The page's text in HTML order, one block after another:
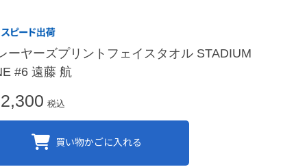
ーヤーズプリントフェイスタオル STADIUM
#6 遠藤 航
税込
買い物かごに入れる